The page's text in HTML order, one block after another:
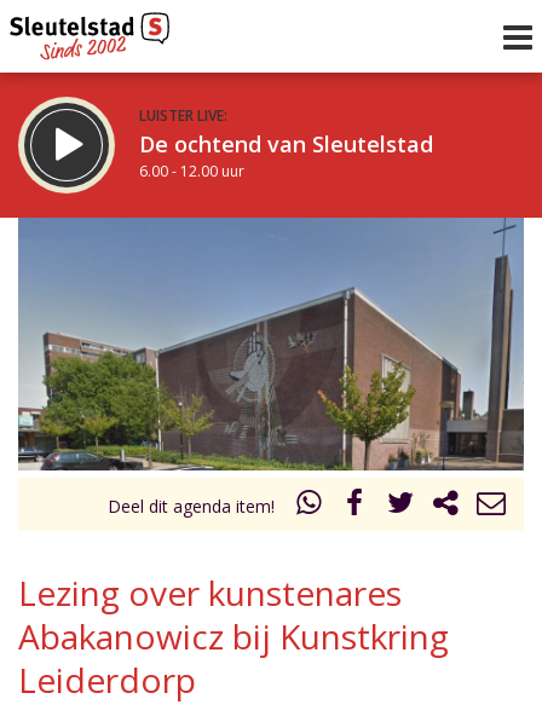
LUISTER LIVE:
De ochtend van Sleutelstad
6.00 - 12.00 uur
uur 1 van 0 Volgend uur
Inklappen
Deel dit agenda item!
Locatie:
Scheppingskerk
Van Poelgeestlaan 2
Lezing over kunstenares
Abakanowicz bij Kunstkring
Leiderdorp